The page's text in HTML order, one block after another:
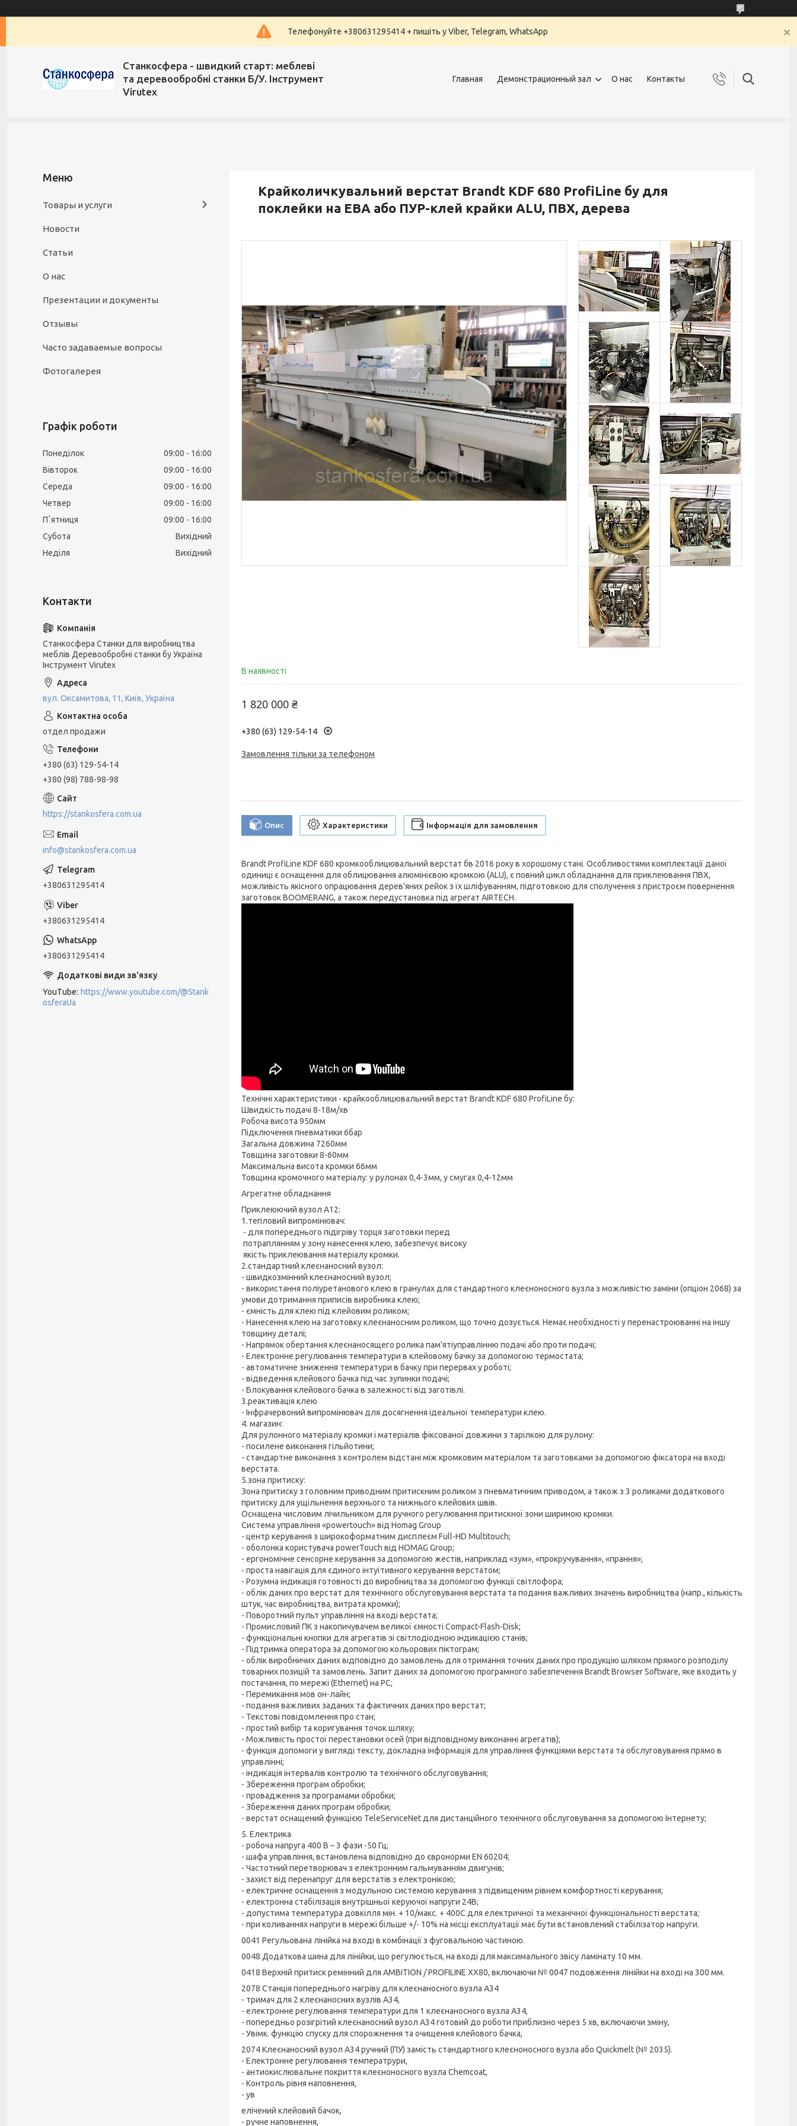
Телефонуйте +380631295414 + пишіть у Viber, Telegram, WhatsApp
Станкосфера - швидкий старт: меблеві
та деревообробні станки Б/У. Інструмент
Virutex
Главная Демонстрационный зал О нас Контакты
Крайколичкувальний верстат Brandt KDF 680 ProfiLine бу для
поклейки на ЕВА або ПУР-клей крайки ALU, ПВХ, дерева
В наявності
1 820 000 ₴
+380 (63) 129-54-14
Замовлення тільки за телефоном
Опис Характеристики Інформація для замовлення
Brandt ProfiLine KDF 680 кромкооблицювальний верстат бв 2016 року в хорошому стані. Особливостями комплектації даної
одиниці є оснащення для облицювання алюмінієвою кромкою (ALU), є повний цикл обладнання для приклеювання ПВХ,
можливість якісного опрацювання дерев'яних рейок з їх шліфуванням, підготовкою для сполучення з пристроєм повернення
заготовок BOOMERANG, а також передустановка під агрегат AIRTECH.
Технічні характеристики - крайкооблицювальний верстат Brandt KDF 680 ProfiLine бу:
Швидкість подачі 8-18м/хв
Робоча висота 950мм
Підключення пневматики 6бар
Загальна довжина 7260мм
Товщина заготовки 8-60мм
Максимальна висота кромки 66мм
Товщина кромочного матеріалу: у рулонах 0,4-3мм, у смугах 0,4-12мм
Агрегатне обладнання
Приклеюючий вузол А12:
1.тепловий випромінювач:
- для попереднього підігріву торця заготовки перед
потраплянням у зону нанесення клею, забезпечує високу
якість приклеювання матеріалу кромки.
2.стандартний клеєнаносний вузол:
- швидкозмінний клеєнаносний вузол;
- використання поліуретанового клею в гранулах для стандартного клеєноносного вузла з можливістю заміни (опціон 2068) за
умови дотримання приписів виробника клею;
- ємність для клею під клейовим роликом;
- Нанесення клею на заготовку клеєнаносним роликом, що точно дозується. Немає необхідності у перенастроюванні на іншу
товщину деталі;
- Напрямок обертання клеєнаносящего ролика пам'ятіуправлінню подачі або проти подачі;
- Електронне регулювання температури в клейовому бачку за допомогою термостата;
- автоматичне зниження температури в бачку при перервах у роботі;
- відведення клейового бачка під час зупинки подачі;
- Блокування клейового бачка в залежності від заготівлі.
3.реактивація клею
- Інфрачервоний випромінювач для досягнення ідеальної температури клею.
4. магазин:
Для рулонного матеріалу кромки і матеріалів фіксованої довжини з тарілкою для рулону:
- посилене виконання гільйотини;
- стандартне виконання з контролем відстані між кромковим матеріалом та заготовками за допомогою фіксатора на вході
верстата.
5.зона притиску:
Зона притиску з головним приводним притискним роликом з пневматичним приводом, а також з 3 роликами додаткового
притиску для ущільнення верхнього та нижнього клейових швів.
Оснащена числовим лічильником для ручного регулювання притискної зони шириною кромки.
Система управління «powertouch» від Homag Group
- центр керування з широкоформатним дисплеєм Full-HD Multitouch;
- оболонка користувача powerTouch від HOMAG Group;
- ергономічне сенсорне керування за допомогою жестів, наприклад «зум», «прокручування», «прання»;
- проста навігація для єдиного інтуїтивного керування верстатом;
- Розумна індикація готовності до виробництва за допомогою функції світлофора;
- облік даних про верстат для технічного обслуговування верстата та подання важливих значень виробництва (напр., кількість
штук, час виробництва, витрата кромки);
- Поворотний пульт управління на вході верстата;
- Промисловий ПК з накопичувачем великої ємності Compact-Flash-Disk;
- функціональні кнопки для агрегатів зі світлодіодною індикацією станів;
- Підтримка оператора за допомогою кольорових піктограм;
- облік виробничих даних відповідно до замовлень для отримання точних даних про продукцію шляхом прямого розподілу
товарних позицій та замовлень. Запит даних за допомогою програмного забезпечення Brandt Browser Software, яке входить у
постачання, по мережі (Ethernet) на РС;
- Перемикання мов он-лайн;
- подання важливих заданих та фактичних даних про верстат;
- Текстові повідомлення про стан;
- простий вибір та коригування точок шляху;
- Можливість простої перестановки осей (при відповідному виконанні агрегатів);
- функція допомоги у вигляді тексту, докладна інформація для управління функціями верстата та обслуговування прямо в
управлінні;
- індикація інтервалів контролю та технічного обслуговування;
- Збереження програм обробки;
- провадження за програмами обробки;
- Збереження даних програм обробки;
- верстат оснащений функцією TeleServiceNet для дистанційного технічного обслуговування за допомогою Інтернету;
5. Електрика
- робоча напруга 400 В – 3 фази -50 Гц;
- шафа управління, встановлена ​​відповідно до євронорми EN 60204;
- Частотний перетворювач з електронним гальмуванням двигунів;
- захист від перенапруг для верстатів з електронікою;
- електричне оснащення з модульною системою керування з підвищеним рівнем комфортності керування;
- електронна стабілізація внутрішньої керуючої напруги 24В;
- допустима температура довкілля мін. + 10/макс. + 400С для електричної та механічної функціональності верстата;
- при коливаннях напруги в мережі більше +/- 10% на місці експлуатації має бути встановлений стабілізатор напруги.
0041 Регульована лінійка на вході в комбінації з фуговальною частиною.
0048 Додаткова шина для лінійки, що регулюється, на вході для максимального звісу ламінату 10 мм.
0418 Верхній притиск ремінний для AMBITION / PROFILINE XX80, включаючи № 0047 подовження лінійки на вході на 300 мм.
2078 Станція попереднього нагріву для клеєнаносного вузла А34
- тримач для 2 клеєнаносних вузлів А34,
- електронне регулювання температури для 1 клеєнаносного вузла А34,
- попередньо розігрітий клеєнаносний вузол А34 готовий до роботи приблизно через 5 хв, включаючи зміну,
- Увімк. функцію спуску для спорожнення та очищення клейового бачка,
2074 Клеєнаносний вузол А34 ручний (ПУ) замість стандартного клеєноносного вузла або Quickmelt (№ 2035).
- Електронне регулювання температрури,
- антиокислювальне покриття клеєноносного вузла Chemcoat,
- Контроль рівня наповнення,
- ув
елічений клейовий бачок,
- ручне наповнення,
Товары и услуги
Новости
Статьи
О нас
Презентации и документы
Отзывы
Часто задаваемые вопросы
Фотогалерея
Графік роботи
Понеділок 09:00
16:00
Вівторок
09:00
16:00
Середа
09:00
16:00
Четвер
09:00
16:00
Пʼятниця
09:00
16:00
Субота
Вихідний
Неділя
Вихідний
Станкосфера Станки для виробництва
меблів Деревообробні станки бу Україна
Інструмент Virutex
вул. Оксамитова, 11, Київ, Україна
отдел продажи
+380 (63) 129-54-14
+380 (98) 788-98-98
https://stankosfera.com.ua
info@stankosfera.com.ua
+380631295414
+380631295414
+380631295414
YouTube
https://www.youtube.com/@Stank
osferaUa